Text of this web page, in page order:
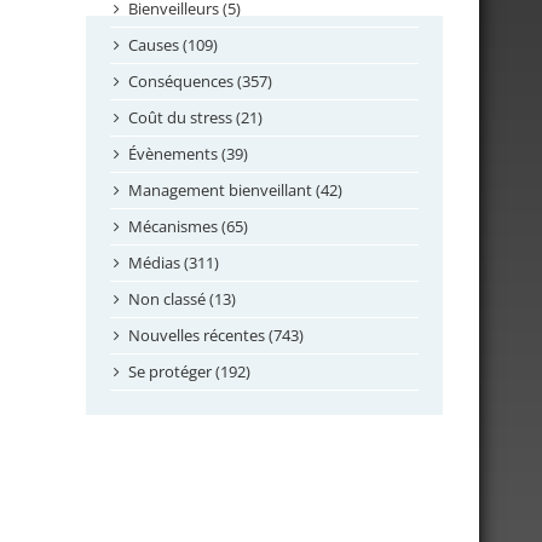
septembre 2024
août 2024
juillet 2024
juin 2024
mai 2024
avril 2024
février 2024
janvier 2024
novembre 2023
octobre 2023
septembre 2023
Bienveilleurs (5)
Causes (109)
Conséquences (357)
Coût du stress (21)
Évènements (39)
Management bienveillant (42)
Mécanismes (65)
Médias (311)
Non classé (13)
Nouvelles récentes (743)
Se protéger (192)